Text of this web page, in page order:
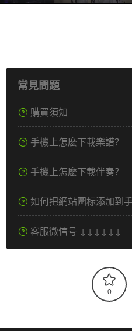
常見問題
購買須知
手機上怎麽下載樂譜？
手機上怎麽下載伴奏？
如何把網站圖标添加到
客服微信号 ↓↓↓↓↓↓
0